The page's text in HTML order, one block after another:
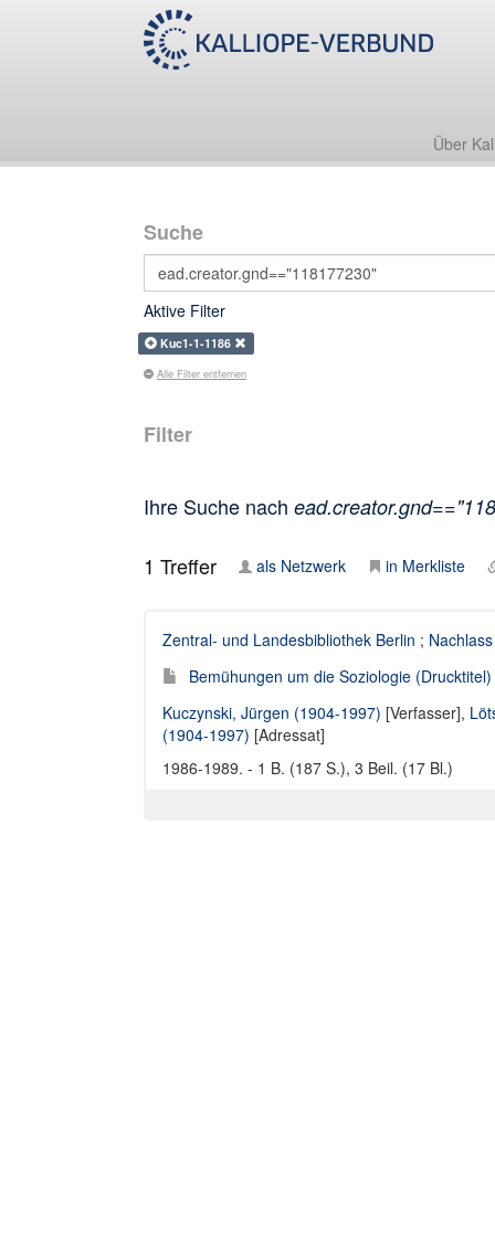
Über
Suche
Aktive Filter
Kuc1-1-1186
Alle Filter entfernen
Filter
Ihre Suche nach
1 Treffer als Netzwerk in Merkliste
Zentral- und Landesbibliothek Berlin ;
Bemühungen um die Soziologie (Drucktitel)
Kuczynski, Jürgen (1904-1997) [Verfasser],
(1904-1997) [Adressat]
1986-1989. - 1 B. (187 S.), 3 Beil. (17 Bl.)